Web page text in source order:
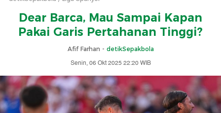
Dear Barca, Mau Sampai Kapan
Pakai Garis Pertahanan Tinggi?
Afif Farhan - detikSepakbola
Senin, 06 Okt 2025 22:20 WIB